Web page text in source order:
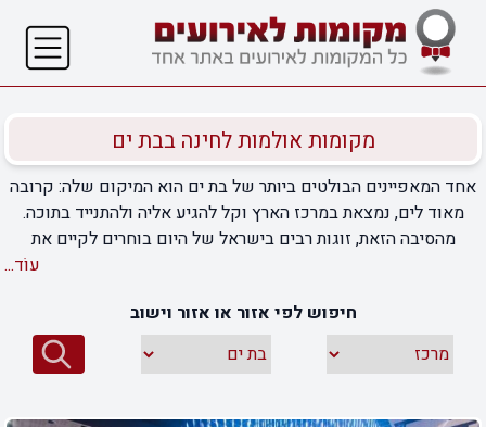
מקומות אולמות לחינה בבת ים
אחד המאפיינים הבולטים ביותר של בת ים הוא המיקום שלה: קרובה
מאוד לים, נמצאת במרכז הארץ וקל להגיע אליה ולהתנייד בתוכה.
מהסיבה הזאת, זוגות רבים בישראל של היום בוחרים לקיים את
אירועי החינה שלהם דווקא בה, מתוך רצון שהאירוע יתקיים באזור
המגמה ההולכת ומשתנה, ופתחו המון מקומות אולמות אירועים
שישמחו לארח כל זוג. אז איך אפשר למצוא את האולם הטוב ביותר
בשבילכם? במידה וגם אתם מחפשים מקומות אולמות לחינה בבת
והמקומות הטובים ביותר באזור שישמחו לארח אתכם בכל יום
עוֹד...
חיפוש לפי אזור או אזור וישוב